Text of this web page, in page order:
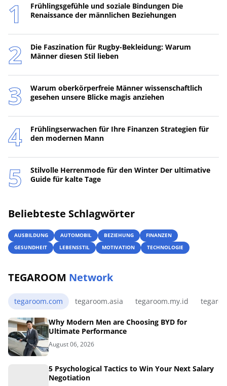
Frühlingsgefühle und soziale Bindungen Die
Renaissance der männlichen Beziehungen
Die Faszination für Rugby-Bekleidung: Warum
Männer diesen Stil lieben
Warum oberkörperfreie Männer wissenschaftlich
gesehen unsere Blicke magis anziehen
Frühlingserwachen für Ihre Finanzen Strategien für
den modernen Mann
Stilvolle Herrenmode für den Winter Der ultimative
Guide für kalte Tage
Beliebteste Schlagwörter
AUSBILDUNG AUTOMOBIL BEZIEHUNG
FINANZEN
GESUNDHEIT
LEBENSSTIL MOTIVATION TECHNOLOGIE
TEGAROOM Network
tegaroom.com tegaroom.asia tegaroom.my.id
Why Modern Men are Choosing BYD for
Ultimate Performance
August 06, 2026
5 Psychological Tactics to Win Your Next Salary
Negotiation